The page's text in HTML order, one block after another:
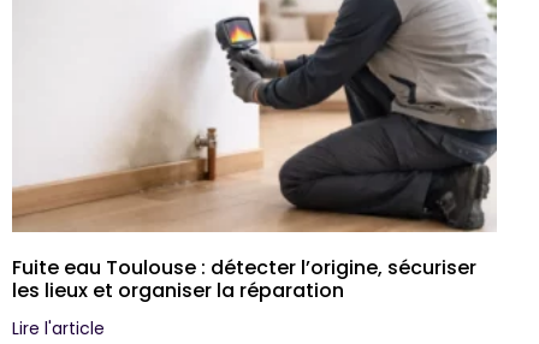
Fuite eau Toulouse : détecter l’origine, sécuriser
les lieux et organiser la réparation
Lire l'article